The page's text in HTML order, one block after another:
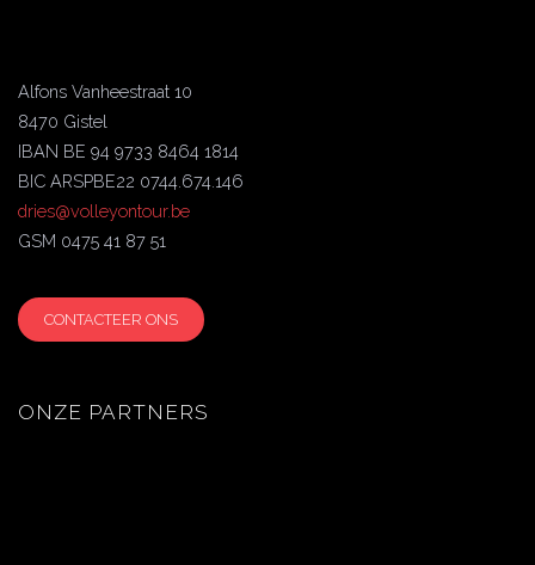
Alfons Vanheestraat 10
8470 Gistel
IBAN BE 94 9733 8464 1814
BIC ARSPBE22 0744.674.146
dries@volleyontour.be
GSM 0475 41 87 51
CONTACTEER ONS
ONZE PARTNERS